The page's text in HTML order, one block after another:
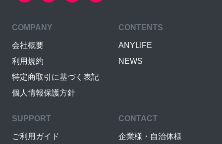
COMPANY
会社概要
利用規約
特定商取引に基づく表記
個人情報保護方針
CONTENTS
ANYLIFE
NEWS
SUPPORT
ご利用ガイド
CONTACT
企業様・自治体様